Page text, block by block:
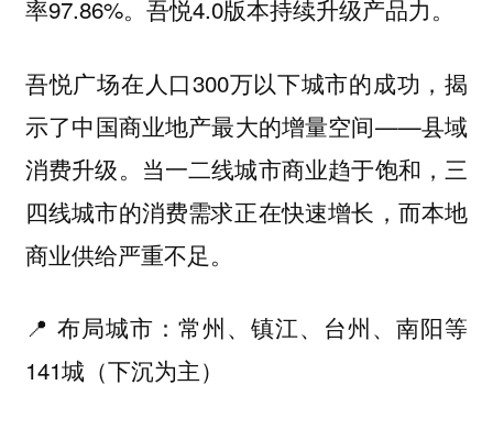
率97.86%。吾悦4.0版本持续升级产品力。
吾悦广场在人口300万以下城市的成功，揭
示了中国商业地产最大的增量空间——县域
消费升级。当一二线城市商业趋于饱和，三
四线城市的消费需求正在快速增长，而本地
商业供给严重不足。
📍 布局城市：常州、镇江、台州、南阳等
141城（下沉为主）